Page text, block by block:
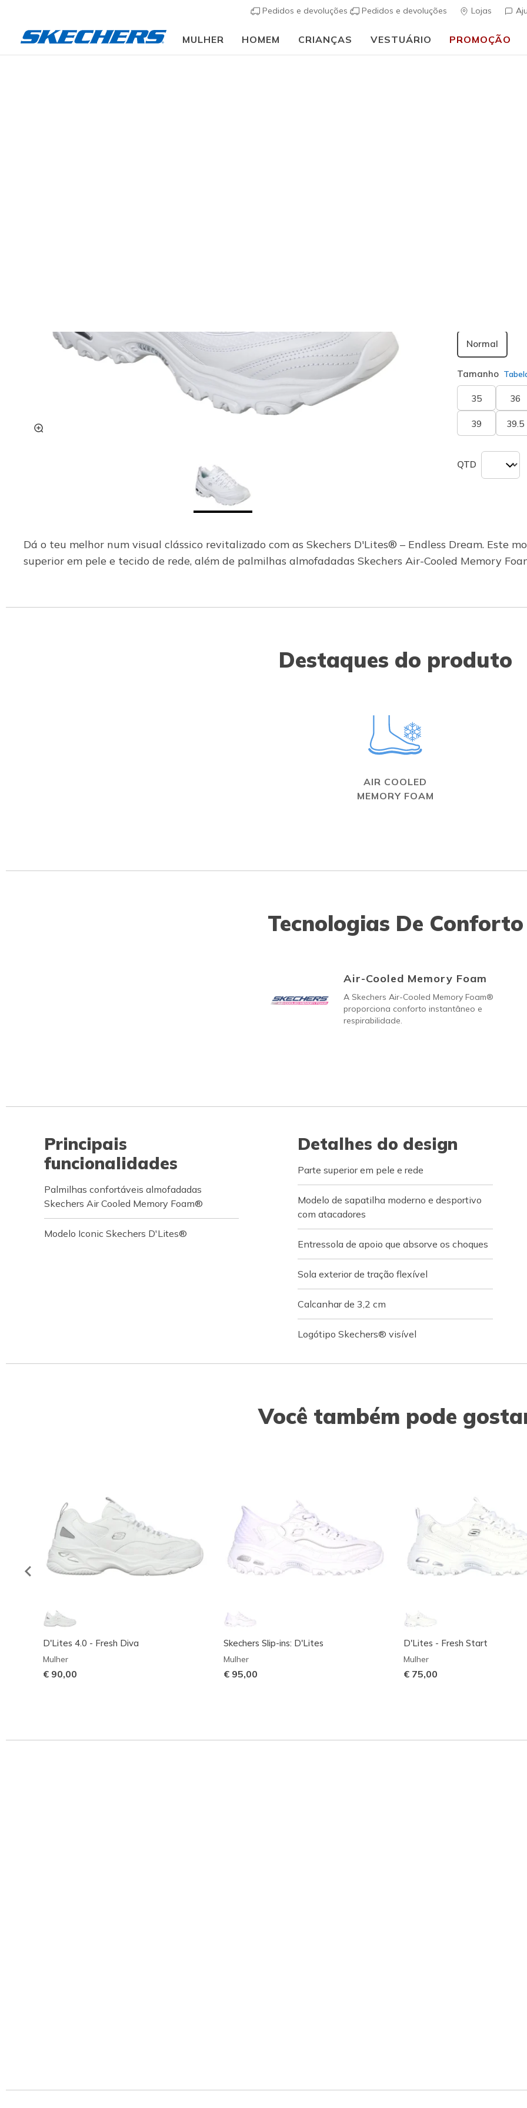
Pedidos e devoluções Pedidos e devoluções Lojas
MULHER HOMEM CRIANÇAS VESTUÁRIO PROMOÇÃO
Normal
Tamanho
35 36
39 39.5
QTD
Dá o teu melhor num visual clássico revitalizado com as Skechers D'Lites® – Endless Dream. Este
superior em pele e tecido de rede, além de palmilhas almofadadas Skechers Air-Cooled Memory
Destaques do produto
AIR COOLED
MEMORY FOAM
Tecnologias De Conforto
Air-Cooled Memory Foam
A Skechers Air-Cooled Memory Foam®
proporciona conforto instantâneo e
respirabilidade.
Principais
funcionalidades
Palmilhas confortáveis almofadadas
Skechers Air Cooled Memory Foam®
Modelo Iconic Skechers D'Lites®
Detalhes do design
Parte superior em pele e rede
Modelo de sapatilha moderno e desportivo
com atacadores
Entressola de apoio que absorve os choques
Sola exterior de tração flexível
Calcanhar de 3,2 cm
Logótipo Skechers® visível
Você também pode
D'Lites 4.0 - Fresh Diva
Mulher
€ 90,00
Skechers Slip-ins: D'Lites
Mulher
€ 95,00
D'Lites - Fresh Start
Mulher
€ 75,00